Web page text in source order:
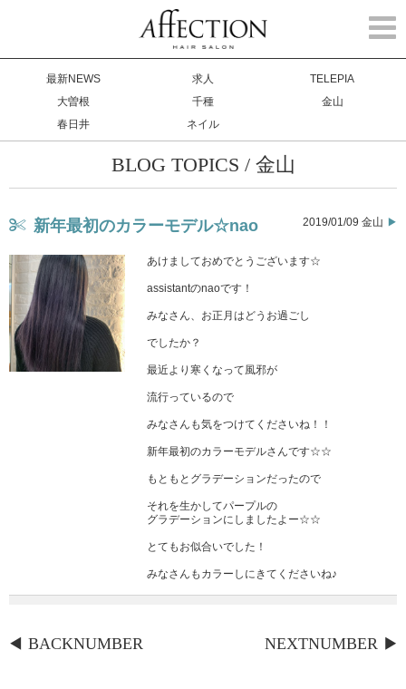
最新NEWS 求人
TELEPIA
大曽根
千種
金山
春日井
ネイル
BLOG TOPICS / 金山
新年最初のカラーモデル☆nao 2019/01/09 金山
あけましておめでとうございます☆
assistantのnaoです！
みなさん、お正月はどうお過ごし
でしたか？
最近より寒くなって風邪が
流行っているので
みなさんも気をつけてくださいね！！
新年最初のカラーモデルさんです☆☆
もともとグラデーションだったので
それを生かしてパープルの
グラデーションにしましたよー☆☆
とてもお似合いでした！
みなさんもカラーしにきてくださいね♪
NEXTNUMBER
BACKNUMBER